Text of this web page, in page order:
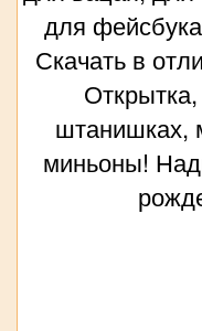
для
Скачать в
штанишках,
миньоны!